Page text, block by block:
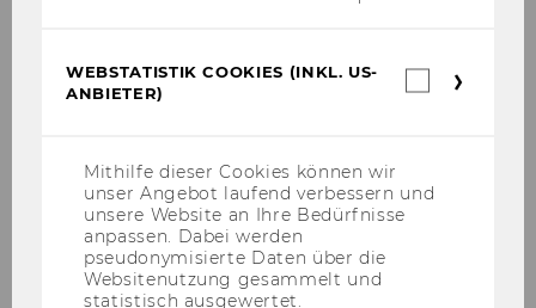
Recent VAT Case Law
Viennese Symposium on International Tax Law
Tax Policy Conferences
WEBSTATISTIK COOKIES (INKL. US-
ANBIETER)
Mithilfe dieser Cookies können wir
unser Angebot laufend verbessern und
unsere Website an Ihre Bedürfnisse
anpassen. Dabei werden
pseudonymisierte Daten über die
Websitenutzung gesammelt und
statistisch ausgewertet.